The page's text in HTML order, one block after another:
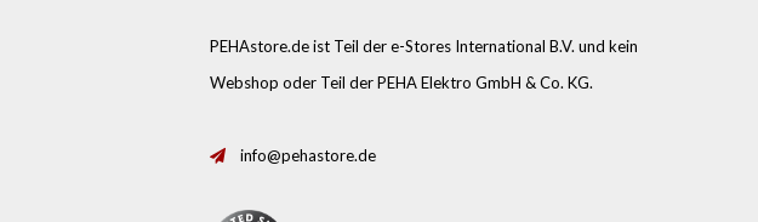
PEHAstore.de ist Teil der e-Stores International B.V. und kein
Webshop oder Teil der PEHA Elektro GmbH & Co. KG.
info@pehastore.de